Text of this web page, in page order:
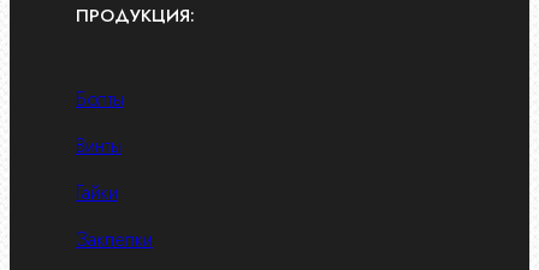
ПРОДУКЦИЯ:
Болты
Винты
Гайки
Заклепки